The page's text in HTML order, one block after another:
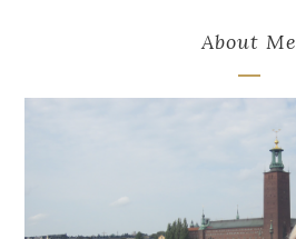
About Me